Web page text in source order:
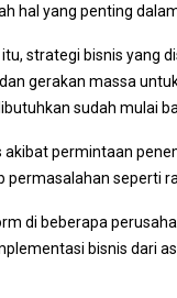
hal yang penting
strategi bisnis yang
gerakan massa
sudah mulai
permintaan
permasalahan seperti
di beberapa
bisnis dari